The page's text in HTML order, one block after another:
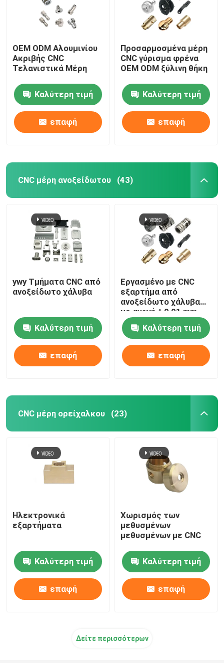
OEM ODM Αλουμινίου
Ακριβής CNC
Τελανιστικά Μέρη
Καλύτερη τιμή
επαφή
Προσαρμοσμένα μέρη
CNC γύρισμα φρένα
OEM ODM ξύλινη θήκη
Καλύτερη τιμή
επαφή
CNC μέρη ανοξείδωτου (43)
ywy Τμήματα CNC από
ανοξείδωτο χάλυβα
Καλύτερη τιμή
επαφή
Εργασμένο με CNC
εξαρτήμα από
ανοξείδωτο χάλυβα
με ανοχή ± 0,01 mm
Καλύτερη τιμή
επαφή
CNC μέρη ορείχαλκου (23)
Ηλεκτρονικά
εξαρτήματα
Καλύτερη τιμή
επαφή
Χωρισμός των
μεθυσμένων
μεθυσμένων με CNC
Καλύτερη τιμή
επαφή
Δείτε περισσότερων